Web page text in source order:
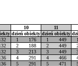
10 11
dzień obiekty dzień obiekty
1 176 1 449 1
2 188 2 449
3 213 3 449
4 291 4 466
5 291 5 471